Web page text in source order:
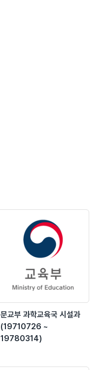
문교부 과학교육국 시설과
(19710726 ~
19780314)